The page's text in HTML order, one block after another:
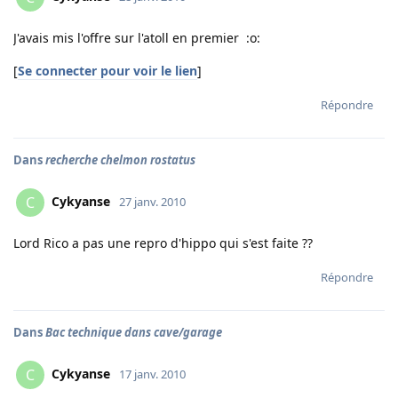
J'avais mis l'offre sur l'atoll en premier :o:
[Se connecter pour voir le lien]
Répondre
Dansrecherche chelmon rostatus
C Cykyanse 27 janv. 2010
Lord Rico a pas une repro d'hippo qui s'est faite ??
Répondre
DansBac technique dans cave/garage
C Cykyanse 17 janv. 2010